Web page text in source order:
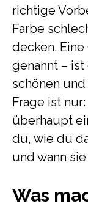
richtige
Farbe
decken.
genannt –
schönen
Frage ist
überhaupt
du, wie du
und wann
Was